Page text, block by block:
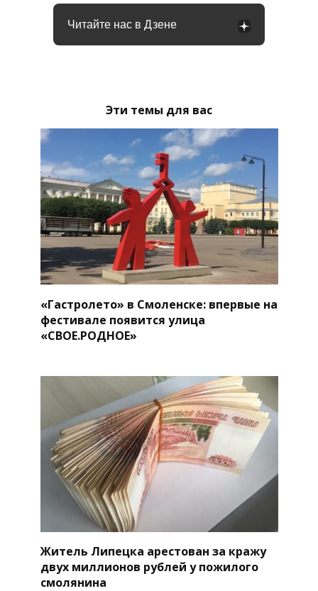
Читайте нас в Дзене
Эти темы для вас
«Гастролето» в Смоленске: впервые на
фестивале появится улица
«СВОЕ.РОДНОЕ»
Житель Липецка арестован за кражу
двух миллионов рублей у пожилого
смолянина